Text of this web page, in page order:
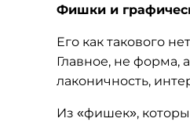
Фишки и
Его как такового
Главное, не форма,
лаконичность,
Из «фишек»,